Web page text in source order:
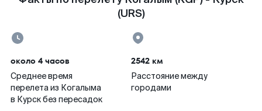
(URS)
около 4 часов
Среднее время
перелета из Когалыма
в Курск без пересадок
2542 км
Расстояние между
городами